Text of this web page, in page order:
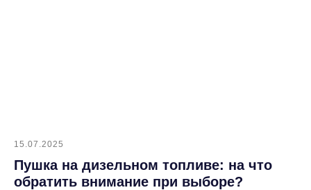
15.07.2025
Пушка на дизельном топливе: на что
обратить внимание при выборе?